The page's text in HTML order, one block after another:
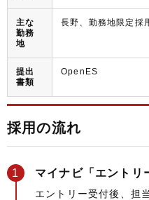
主な
勤務
地
長野、勤務地限定採
提出
書類
OpenES
採用の流れ
マイナビ「エントリ
エントリー受付後、担